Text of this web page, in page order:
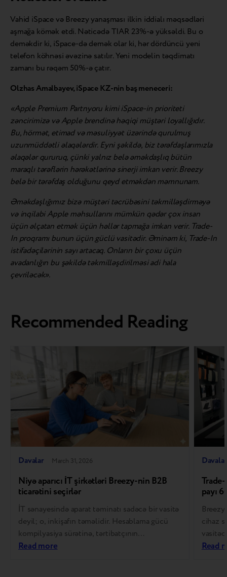
Vahid iSpace və Breezy yanaşması ilkin iddialı məqsədləri
aşmağa kömək etdi. Nəticədə TIAR 23%-ə yüksəldi. Bu o
deməkdir ki, iSpace-də demək olar ki, hər dördüncü yeni
telefon köhnəsi əvəzinə satılır. Yeni modelin təqdimatı
zamanı bu rəqəm 50%-ə çatır.
Olzhas Amalbayev, iSpace KZ-nin baş meneceri:
«Apple Premium Partnyoru kimi iSpace-in prioriteti
zəncirimizə və Apple brendinə həqiqi müştəri loyallığıdır.
Bu, hörmət, etimad və məsuliyyət üzərində qurulmuş
uzunmüddətli əlaqələrdir. Eyni şəkildə, biz tərəfdaşlarımızla
əlaqələr qururuq, çünki yalnız belə əməkdaşlıq bütün
maraqlı tərəflərin hərəkətlərinə sinerji imkan verir. Breezy
belə bir tərəfdaş olduğunu qeyd etməkdən məmnunam.
Əməkdaşlığımız bizə müştəri təcrübəsini təkmilləşdirməyə
və inqilabi Apple məhsullarını mümkün qədər çox insan
üçün əlçatan etmək üçün həllər tapmağa imkan verir. Trade-
In proqramı bunun üçün güclü vasitədir. Əminəm ki, Trade-In
istifadəçilərinin sayı artacaq. Onların bir çoxu üçün
avadanlığın bu şəkildə təkmilləşdirilməsi adi hala
çevriləcək».
Recommended Reading
Davalar March 31, 2026
Niyə aparıcı İT şirkətləri Breezy-nin B2B
ticarətini seçirlər
İT sənayesində aparat təminatı sadəcə bir vasitə
deyil; o, inkişafın təməlidir. Hesablama gücü
kompilyasiya sürətinə, tərtibatçının
məhsuldarlığına və nəticədə məhsulun uğuruna
Read more
Davalar
payı
cihaz
Read